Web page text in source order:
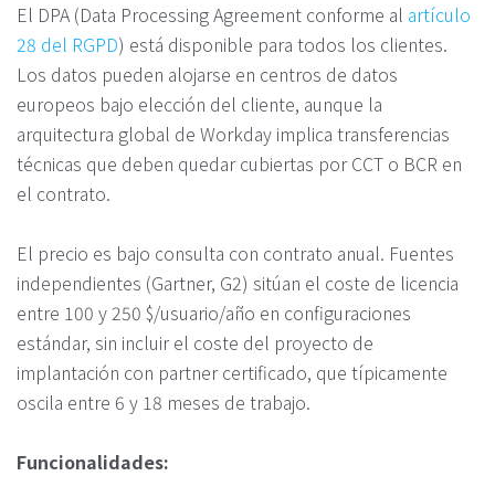
El DPA (Data Processing Agreement conforme al artículo
28 del RGPD) está disponible para todos los clientes.
Los datos pueden alojarse en centros de datos
europeos bajo elección del cliente, aunque la
arquitectura global de Workday implica transferencias
técnicas que deben quedar cubiertas por CCT o BCR en
el contrato.
El precio es bajo consulta con contrato anual. Fuentes
independientes (Gartner, G2) sitúan el coste de licencia
entre 100 y 250 $/usuario/año en configuraciones
estándar, sin incluir el coste del proyecto de
implantación con partner certificado, que típicamente
oscila entre 6 y 18 meses de trabajo.
Funcionalidades: